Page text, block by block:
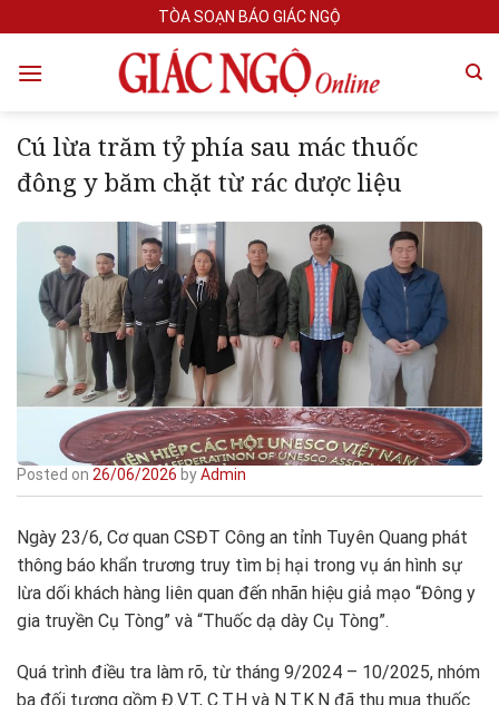
to
content
TÒA SOẠN BÁO GIÁC NGỘ
Cú lừa trăm tỷ phía sau mác thuốc
đông y băm chặt từ rác dược liệu
Posted on 26/06/2026 byAdmin
Ngày 23/6, Cơ quan CSĐT Công an tỉnh Tuyên Quang phát
thông báo khẩn trương truy tìm bị hại trong vụ án hình sự
lừa dối khách hàng liên quan đến nhãn hiệu giả mạo “Đông y
gia truyền Cụ Tòng” và “Thuốc dạ dày Cụ Tòng”.
Quá trình điều tra làm rõ, từ tháng 9/2024 – 10/2025, nhóm
ba đối tượng gồm Đ.V.T, C.T.H và N.T.K.N đã thu mua thuốc